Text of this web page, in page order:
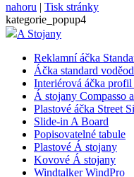
nahoru | Tisk stránky
kategorie_popup4
A Stojany
Reklamní áčka
Áčka standard
Interiérová áčka profil
Á stojany Compasso
Plastové áčka Street
Slide-in A Board
Popisovatelné tabule
Plastové Á stojany
Kovové Á stojany
Windtalker WindPro